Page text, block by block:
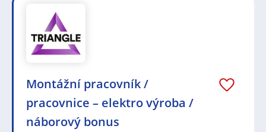
Montážní pracovník /
pracovnice – elektro výroba /
náborový bonus